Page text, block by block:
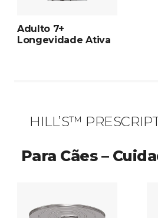
Adulto 7+
Longevidade Ativa
HILL’S™
Para Cães –